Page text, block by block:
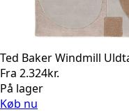
Ted Baker Windmill
Fra 2.324kr.
På lager
Køb nu